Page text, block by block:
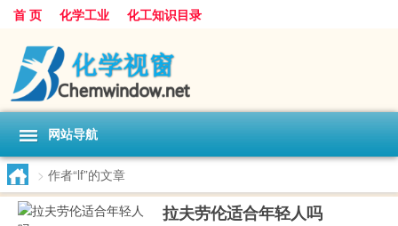
首 页 化学工业 化工知识目录
网站导航
> 作者“lf”的文章
拉夫劳伦适合年轻人吗